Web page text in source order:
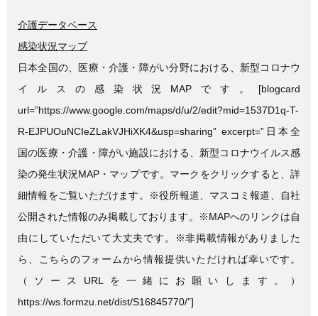
介護データベース
感染状況マップ
日本全国の、医療・介護・障がい分野における、新型コロナウ
イルスの感染状況MAPです。[blogcard
url=”https://www.google.com/maps/d/u/2/edit?mid=1537D1q-T-
R-EJPUOuNCIeZLakVJHiXK4&usp=sharing” excerpt=”日本全
国の医療・介護・障がい施設における、新型コロナウイルス感
染の発生状況MAP・マップです。マークをクリックすると、詳
細情報をご覧いただけます。※役所報道、マスコミ報道、自社
公開された情報のみ掲載しております。※MAPへのリンクは自
由にしていただいて大丈夫です。※非掲載情報がありました
ら、こちらのフォームから情報提供いただければ幸いです。
（ソースURLを一緒にお願いします。）
https://ws.formzu.net/dist/S16845770/”]